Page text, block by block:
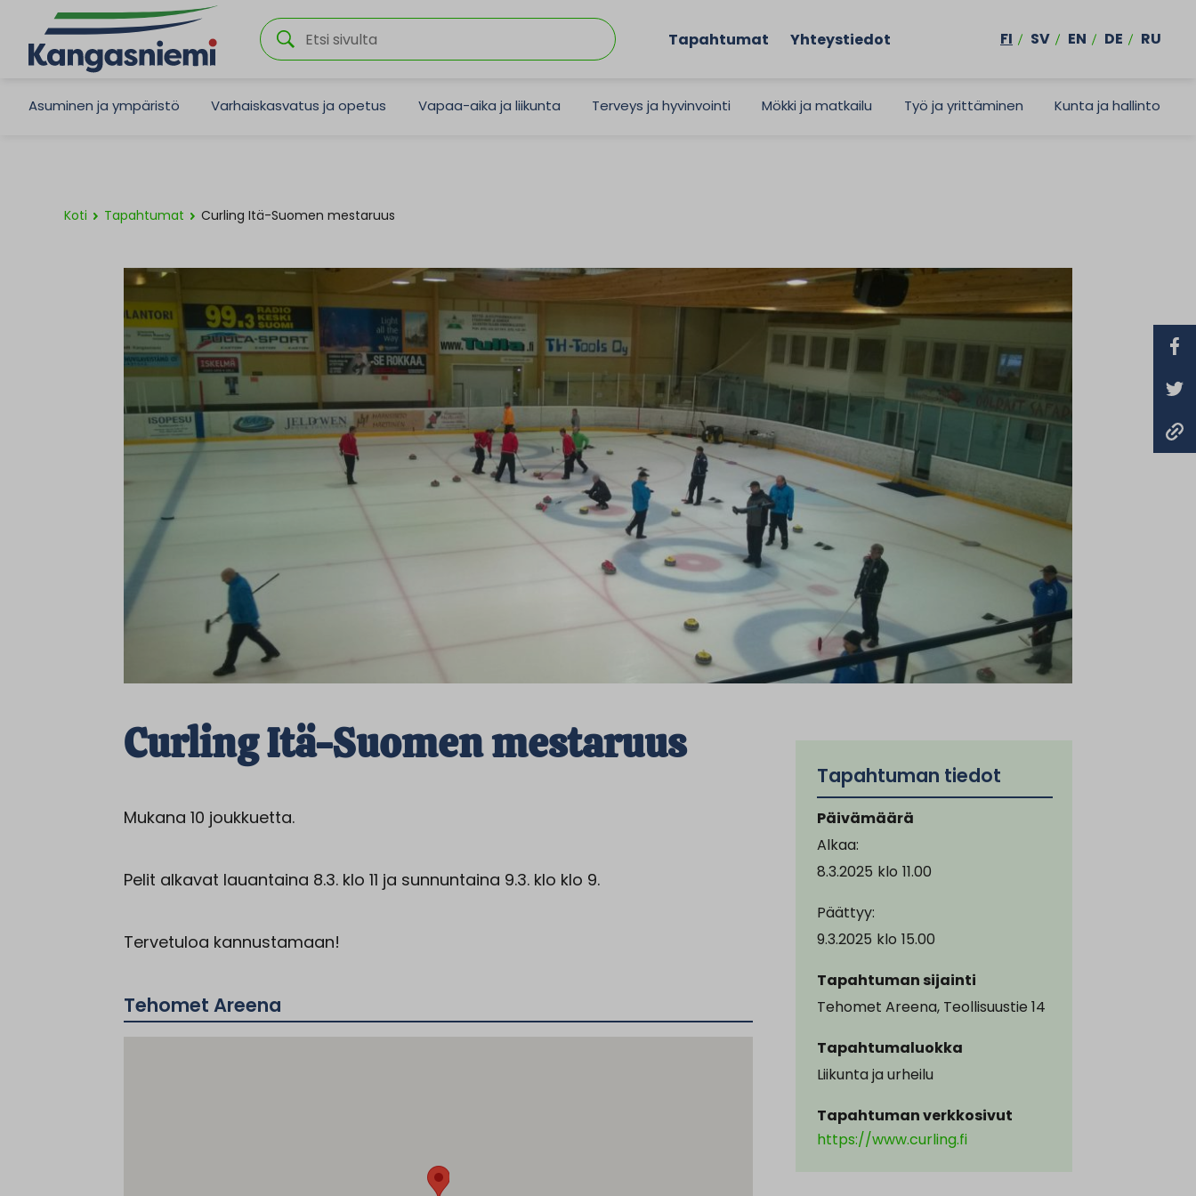
Tapahtumat Yhteystiedot FI SV EN DE RU
Asuminen ja ympäristö Varhaiskasvatus ja opetus Vapaa-aika ja liikunta Terveys ja hyvinvointi Mökki ja matkailu Työ ja yrittäminen Kunta ja hallinto
Koti Tapahtumat Curling Itä-Suomen mestaruus
Curling Itä-Suomen mestaruus
Mukana 10 joukkuetta.
Pelit alkavat lauantaina 8.3. klo 11 ja sunnuntaina 9.3. klo klo 9.
Tervetuloa kannustamaan!
Tehomet Areena
Tapahtuman tiedot
Päivämäärä
Alkaa:
8.3.2025 klo 11.00
Päättyy:
9.3.2025 klo 15.00
Tapahtuman sijainti
Tehomet Areena, Teollisuustie 14
Tapahtumaluokka
Liikunta ja urheilu
Tapahtuman verkkosivut
https://www.curling.fi